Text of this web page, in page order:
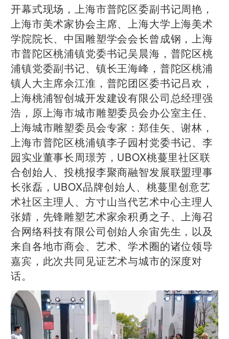
开幕式现场，上海市普陀区委副书记周艳，
上海市美术家协会主席、上海大学上海美术
学院院长、中国雕塑学会会长曾成钢，上海
市普陀区桃浦镇党委书记吴晨海，普陀区桃
浦镇党委副书记、镇长王海峰，普陀区桃浦
镇人大主席佘江淮，普陀团区委书记吕欢，
上海桃浦智创城开发建设有限公司总经理强
浩，原上海市城市雕塑委员会办公室主任、
上海城市雕塑委员会专家：郑佳矢、谢林，
上海市普陀区桃浦镇李子园村党委书记、李
园实业董事长周璟芳，UBOX桃蔓里社区联
合创始人、投桃报李聚商融智发展联盟理事
长张磊，UBOX品牌创始人、桃蔓里创意艺
术社区主理人、方寸山当代艺术中心主理人
张婧，先锋雕塑艺术家余积勇之子、上海召
合网络科技有限公司创始人余宙先生，以及
来自各地市商会、艺术、学术圈的诸位领导
嘉宾，此次共同见证艺术与城市的深度对
话。